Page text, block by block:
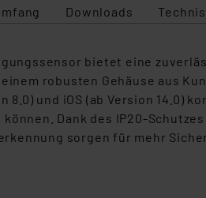
Downloads
bietet eine
einem robusten Gehäuse aus
8.0) und iOS (ab Version 14.0)
Dank des IP20-
sorgen für mehr